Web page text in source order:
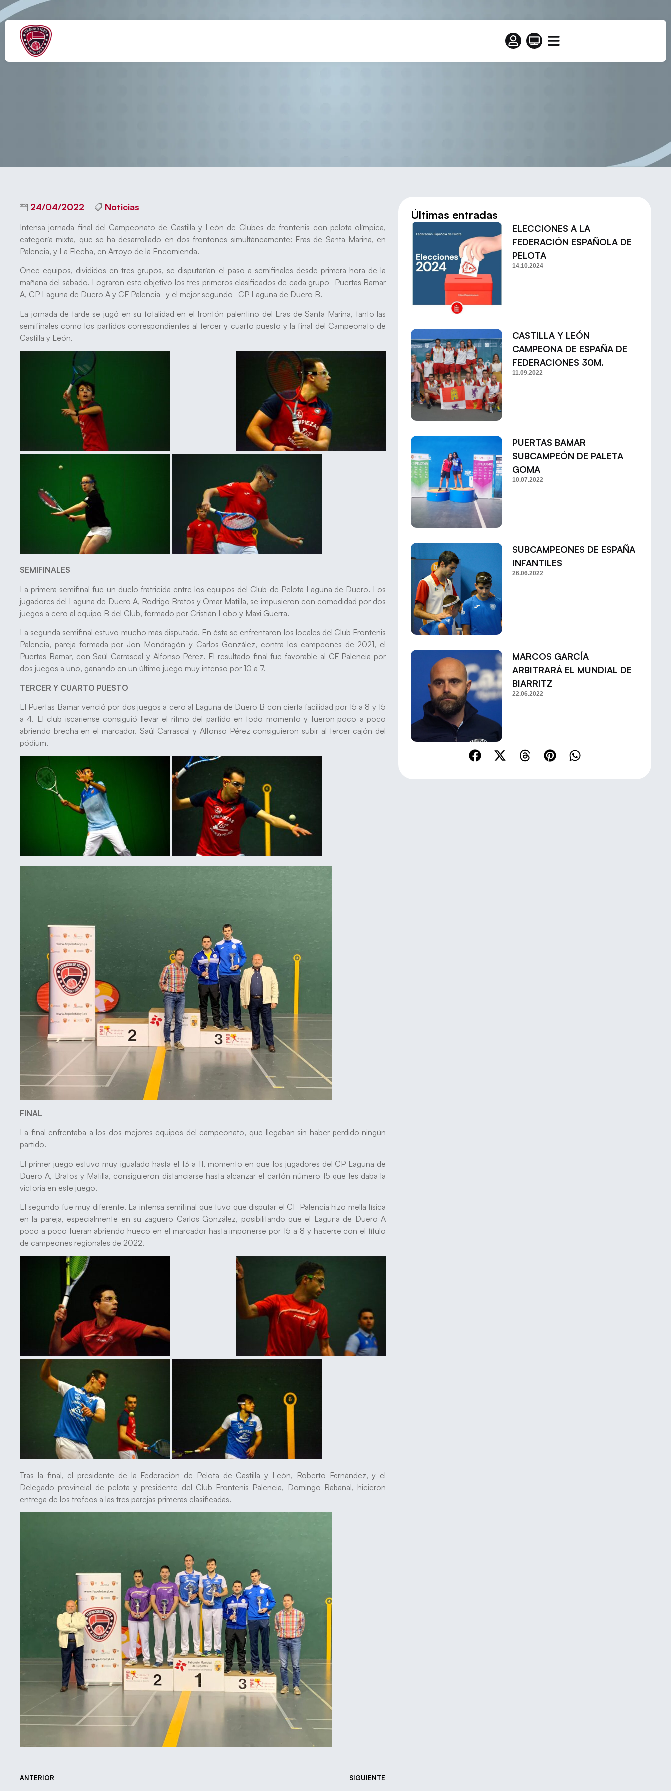
LAGUNA DE DUERO CAMPEÓN DE CLUBES DE FRONTENIS
24/04/2022 Noticias
Intensa jornada final del Campeonato de Castilla y León de Clubes de frontenis con pelota olímpica,
categoría mixta, que se ha desarrollado en dos frontones simultáneamente: Eras de Santa Marina, en
Palencia, y La Flecha, en Arroyo de la Encomienda.
Once equipos, divididos en tres grupos, se disputarían el paso a semifinales desde primera hora de la
mañana del sábado. Lograron este objetivo los tres primeros clasificados de cada grupo -Puertas Bamar
A, CP Laguna de Duero A y CF Palencia- y el mejor segundo -CP Laguna de Duero B.
La jornada de tarde se jugó en su totalidad en el frontón palentino del Eras de Santa Marina, tanto las
semifinales como los partidos correspondientes al tercer y cuarto puesto y la final del Campeonato de
Castilla y León.
SEMIFINALES
La primera semifinal fue un duelo fratricida entre los equipos del Club de Pelota Laguna de Duero. Los
jugadores del Laguna de Duero A, Rodrigo Bratos y Omar Matilla, se impusieron con comodidad por dos
juegos a cero al equipo B del Club, formado por Cristián Lobo y Maxi Guerra.
La segunda semifinal estuvo mucho más disputada. En ésta se enfrentaron los locales del Club Frontenis
Palencia, pareja formada por Jon Mondragón y Carlos González, contra los campeones de 2021, el
Puertas Bamar, con Saúl Carrascal y Alfonso Pérez. El resultado final fue favorable al CF Palencia por
dos juegos a uno, ganando en un último juego muy intenso por 10 a 7.
TERCER Y CUARTO PUESTO
El Puertas Bamar venció por dos juegos a cero al Laguna de Duero B con cierta facilidad por 15 a 8 y 15
a 4. El club iscariense consiguió llevar el ritmo del partido en todo momento y fueron poco a poco
abriendo brecha en el marcador. Saúl Carrascal y Alfonso Pérez consiguieron subir al tercer cajón del
pódium.
FINAL
La final enfrentaba a los dos mejores equipos del campeonato, que llegaban sin haber perdido ningún
partido.
El primer juego estuvo muy igualado hasta el 13 a 11, momento en que los jugadores del CP Laguna de
Duero A, Bratos y Matilla, consiguieron distanciarse hasta alcanzar el cartón número 15 que les daba la
victoria en este juego.
El segundo fue muy diferente. La intensa semifinal que tuvo que disputar el CF Palencia hizo mella física
en la pareja, especialmente en su zaguero Carlos González, posibilitando que el Laguna de Duero A
poco a poco fueran abriendo hueco en el marcador hasta imponerse por 15 a 8 y hacerse con el título
de campeones regionales de 2022.
Tras la final, el presidente de la Federación de Pelota de Castilla y León, Roberto Fernández, y el
Delegado provincial de pelota y presidente del Club Frontenis Palencia, Domingo Rabanal, hicieron
entrega de los trofeos a las tres parejas primeras clasificadas.
ANTERIOR SIGUIENTE
Últimas entradas
ELECCIONES A LA
FEDERACIÓN ESPAÑOLA DE
PELOTA
14.10.2024
CASTILLA Y LEÓN
CAMPEONA DE ESPAÑA DE
FEDERACIONES 30M.
11.09.2022
PUERTAS BAMAR
SUBCAMPEÓN DE PALETA
GOMA
10.07.2022
SUBCAMPEONES DE ESPAÑA
INFANTILES
26.06.2022
MARCOS GARCÍA
ARBITRARÁ EL MUNDIAL DE
BIARRITZ
22.06.2022